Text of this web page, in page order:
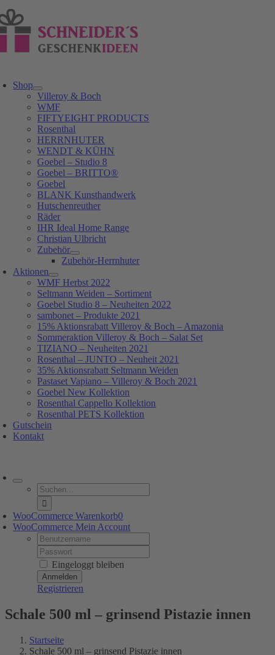
Zum
Inhalt
springen
Shop
Villeroy & Boch
WMF
FIFTYEIGHT PRODUCTS
Rosenthal
HERRNHUTER
WENDT & KÜHN
Goebel – Studio 8
Goebel – BRITTO®
Goebel
BLANK Kunsthandwerk
Hutschenreuther
Räder
IHR Ideal Home Range
Christian Ulbricht
Zubehör
Zubehör-Herrnhuter
Aktionen
WMF Herbst 2022
Seltmann Weiden – Sortiment
Goebel Studio 8 – Neuheiten 2022
sambonet – Produkte 2021
15% Aktionsrabatt Villeroy & Boch – Amazonia
Sommeraktion Villeroy & Boch – Salat Set
TIZIANO – Neuheiten 2021
Rosenthal – JUNTO – Neuheit 2021
35% Aktionsrabatt Seltmann Weiden
Pastaset Vapiano – Villeroy & Boch 2021
Goebel New Kollektion
Rosenthal Cappello Kollektion
Rosenthal PETS Kollektion
Gutschein
Kontakt
Suche
nach:
WooCommerce Warenkorb0
WooCommerce Mein Account
Username:
Password:
Eingeloggt bleiben
Registrieren
Schale 500 ml – grinsend Pistazie innen
Startseite
Schale 500 ml – grinsend Pistazie innen